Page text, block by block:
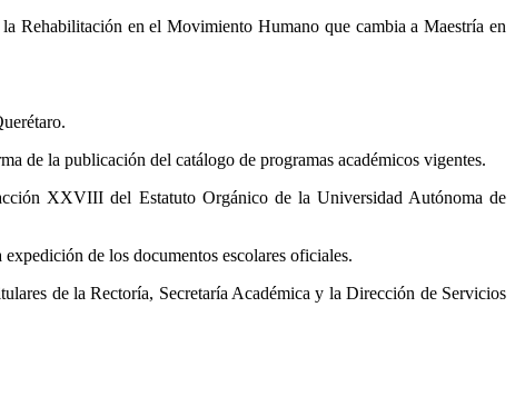
Rehabilitación en el Movimiento Humano que cambia a Maestría en
de la publicación del catálogo de programas académicos vigentes.
XXVIII del Estatuto Orgánico de la Universidad Autónoma de
de los documentos escolares oficiales.
de la Rectoría, Secretaría Académica y la Dirección de Servicios